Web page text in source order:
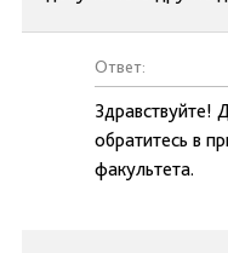
Ответ:
Здравствуйте!
обратитесь в
факультета.